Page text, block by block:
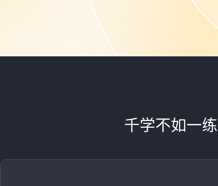
千学不如一